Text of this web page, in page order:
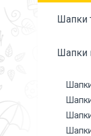
Шапки
Шапки